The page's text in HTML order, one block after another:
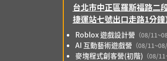
台北市中正區羅斯福路二
捷運站七號出口走路1分鐘
Roblox 遊戲設計營 （08/
AI 互動藝術遊戲營 （08/
麥塊程式創客營(初階) （08/